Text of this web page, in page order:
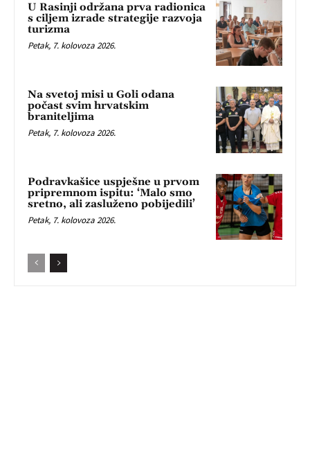
U Rasinji održana prva radionica
s ciljem izrade strategije razvoja
turizma
Petak, 7. kolovoza 2026.
Na svetoj misi u Goli odana
počast svim hrvatskim
braniteljima
Petak, 7. kolovoza 2026.
Podravkašice uspješne u prvom
pripremnom ispitu: ‘Malo smo
sretno, ali zasluženo pobijedili’
Petak, 7. kolovoza 2026.